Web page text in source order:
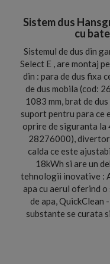
Sistem dus
cu
Sistemul de dus din
Select E , are montaj
din : para de dus fixa
de dus mobila (cod:
1083 mm, brat de
suport pentru para ce
oprire de siguranta la
28276000),
calda ce este
18kWh si are un
tehnologii inovative :
apa cu aerul oferind
de apa, QuickClean
substante se curata